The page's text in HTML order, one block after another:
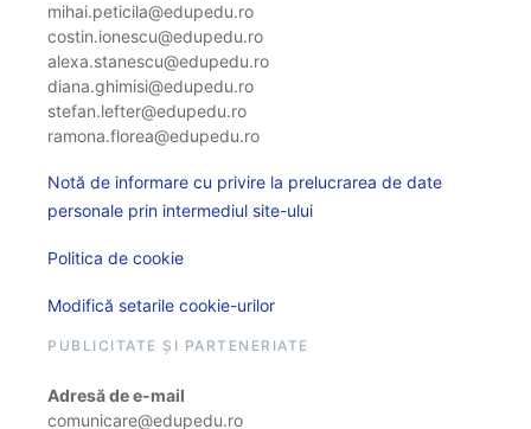
mihai.peticila@edupedu.ro
costin.ionescu@edupedu.ro
alexa.stanescu@edupedu.ro
diana.ghimisi@edupedu.ro
stefan.lefter@edupedu.ro
ramona.florea@edupedu.ro
Notă de informare cu privire la prelucrarea de date
personale prin intermediul site-ului
Politica de cookie
Modifică setarile cookie-urilor
PUBLICITATE ȘI PARTENERIATE
Adresă de e-mail
comunicare@edupedu.ro